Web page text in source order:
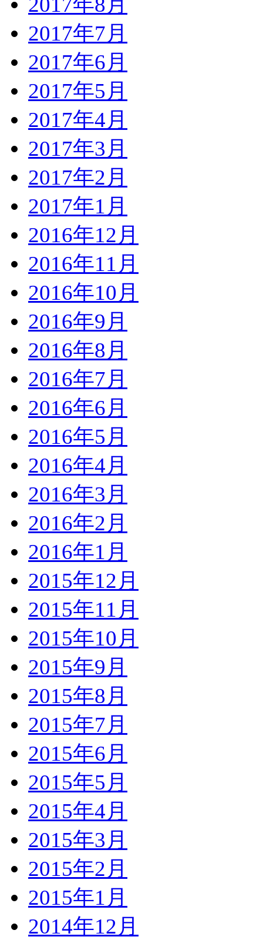
2017年7月
2017年6月
2017年5月
2017年4月
2017年3月
2017年2月
2017年1月
2016年12月
2016年11月
2016年10月
2016年9月
2016年8月
2016年7月
2016年6月
2016年5月
2016年4月
2016年3月
2016年2月
2016年1月
2015年12月
2015年11月
2015年10月
2015年9月
2015年8月
2015年7月
2015年6月
2015年5月
2015年4月
2015年3月
2015年2月
2015年1月
2014年12月